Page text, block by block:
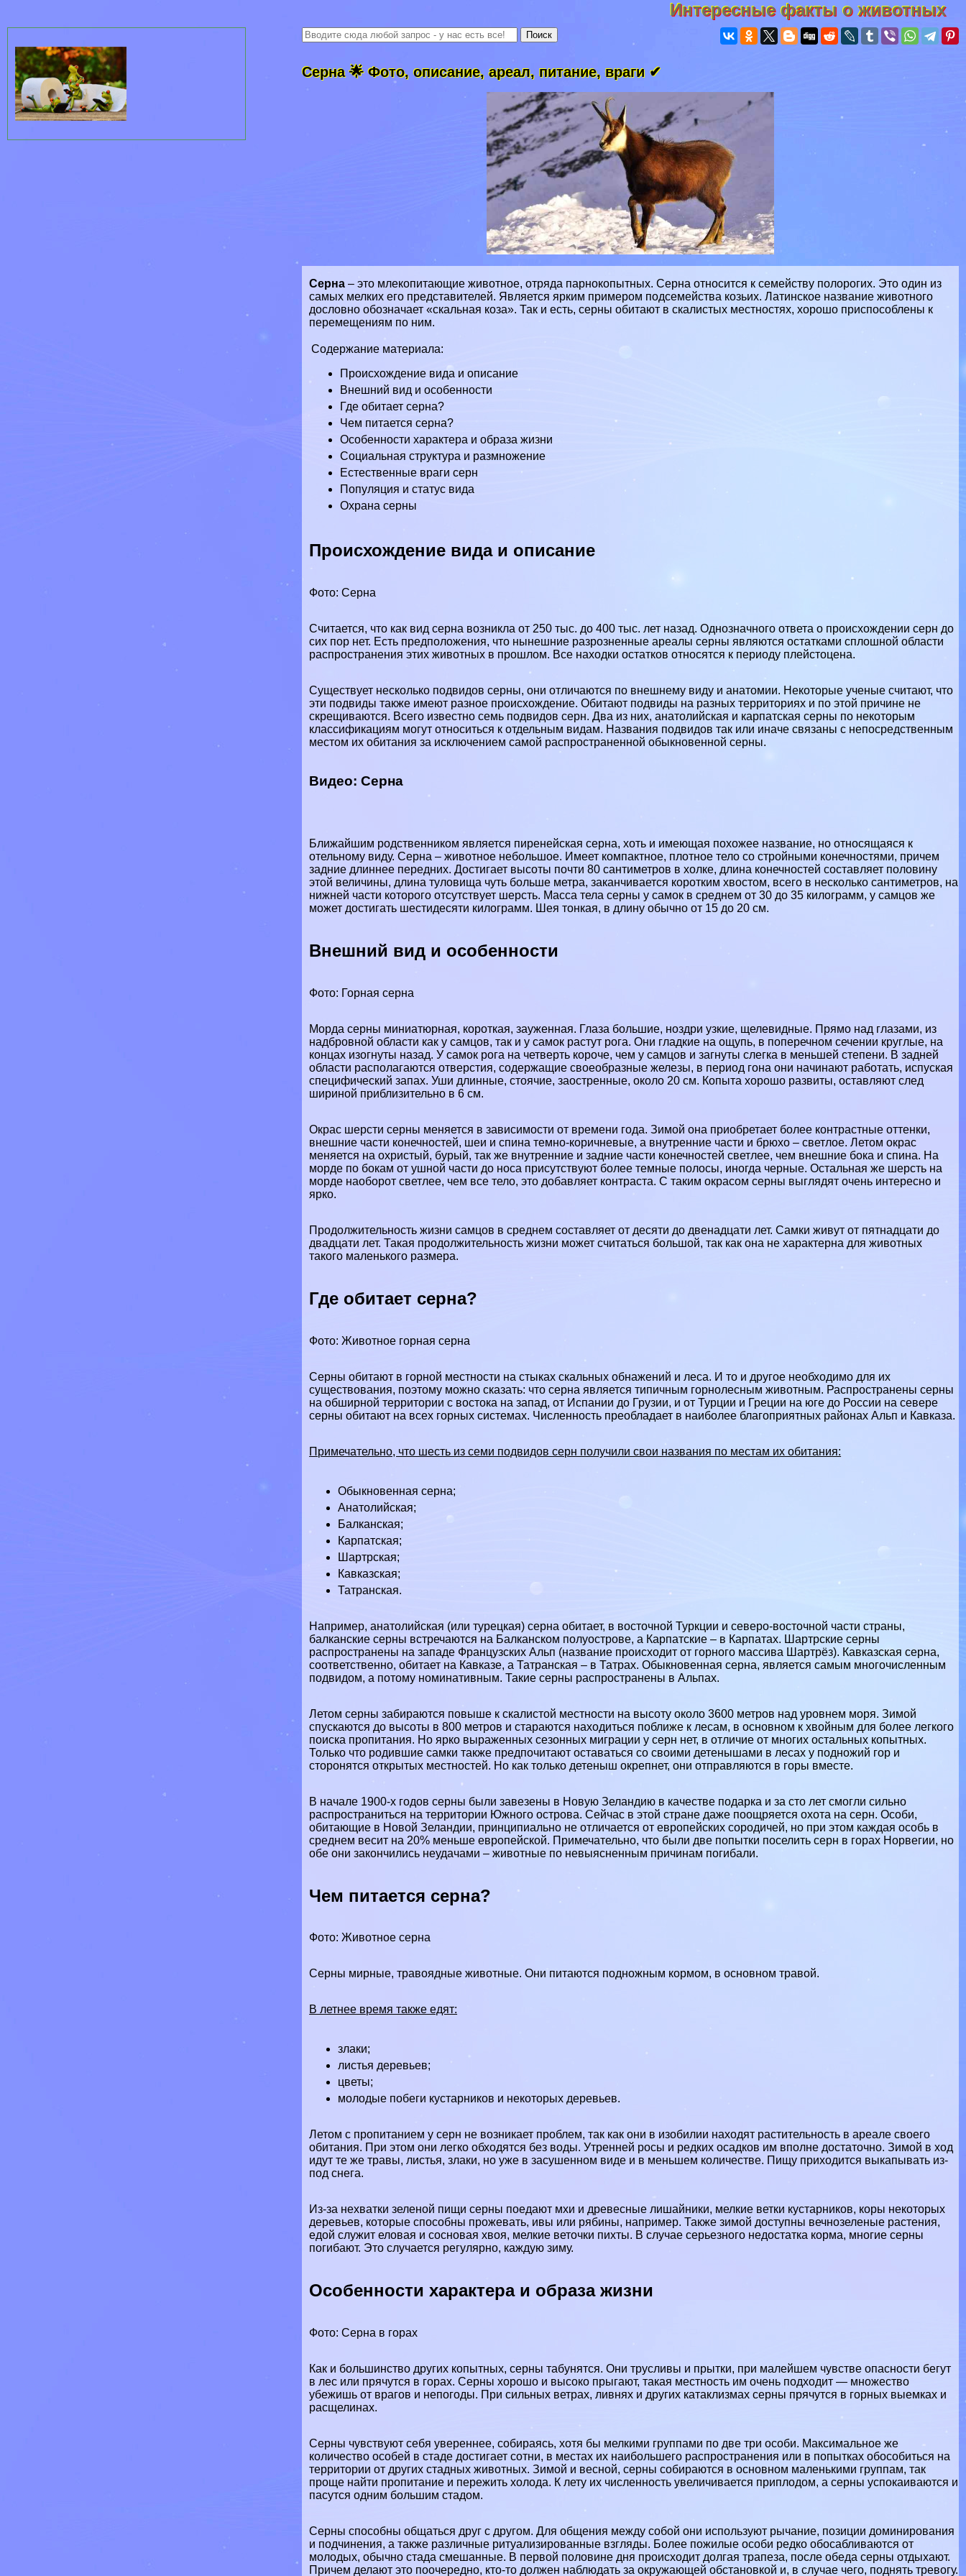
Интересные факты о животных
Серна 🌟 Фото, описание, ареал, питание, враги ✔
Серна – это млекопитающие животное, отряда парнокопытных. Серна относится к семейству полорогих. Это один из
самых мелких его представителей. Является ярким примером подсемейства козьих. Латинское название животного
дословно обозначает «скальная коза». Так и есть, серны обитают в скалистых местностях, хорошо приспособлены к
перемещениям по ним.
Содержание материала:
Происхождение вида и описание
Внешний вид и особенности
Где обитает серна?
Чем питается серна?
Особенности хаpaктера и образа жизни
Социальная структура и размножение
Естественные враги серн
Популяция и статус вида
Охрана серны
Происхождение вида и описание
Фото: Серна
Считается, что как вид серна возникла от 250 тыс. до 400 тыс. лет назад. Однозначного ответа о происхождении серн до
сих пор нет. Есть предположения, что нынешние разрозненные ареалы серны являются остатками сплошной области
распространения этих животных в прошлом. Все находки остатков относятся к периоду плейстоцена.
Существует несколько подвидов серны, они отличаются по внешнему виду и анатомии. Некоторые ученые считают, что
эти подвиды также имеют разное происхождение. Обитают подвиды на разных территориях и по этой причине не
скрещиваются. Всего известно семь подвидов серн. Два из них, анатолийская и карпатская серны по некоторым
классификациям могут относиться к отдельным видам. Названия подвидов так или иначе связаны с непосредственным
местом их обитания за исключением самой распространенной обыкновенной серны.
Видео: Серна
Ближайшим родственником является пиренейская серна, хоть и имеющая похожее название, но относящаяся к
отельному виду. Серна – животное небольшое. Имеет компактное, плотное тело со стройными конечностями, причем
задние длиннее передних. Достигает высоты почти 80 сантиметров в холке, длина конечностей составляет половину
этой величины, длина туловища чуть больше метра, заканчивается коротким хвостом, всего в несколько сантиметров, на
нижней части которого отсутствует шерсть. Масса тела серны у самок в среднем от 30 до 35 килограмм, у самцов же
может достигать шестидесяти килограмм. Шея тонкая, в длину обычно от 15 до 20 см.
Внешний вид и особенности
Фото: Горная серна
Морда серны миниатюрная, короткая, зауженная. Глаза большие, ноздри узкие, щелевидные. Прямо над глазами, из
надбровной области как у самцов, так и у самок растут рога. Они гладкие на ощупь, в поперечном сечении круглые, на
концах изогнуты назад. У самок рога на четверть короче, чем у самцов и загнуты слегка в меньшей степени. В задней
области располагаются отверстия, содержащие своеобразные железы, в период гона они начинают работать, испуская
специфический запах. Уши длинные, стоячие, заостренные, около 20 см. Копыта хорошо развиты, оставляют след
шириной приблизительно в 6 см.
Окрас шерсти серны меняется в зависимости от времени года. Зимой она приобретает более контрастные оттенки,
внешние части конечностей, шеи и спина темно-коричневые, а внутренние части и брюхо – светлое. Летом окрас
меняется на охристый, бурый, так же внутренние и задние части конечностей светлее, чем внешние бока и спина. На
морде по бокам от ушной части до носа присутствуют более темные полосы, иногда черные. Остальная же шерсть на
морде наоборот светлее, чем все тело, это добавляет контраста. С таким окрасом серны выглядят очень интересно и
ярко.
Продолжительность жизни самцов в среднем составляет от десяти до двенадцати лет. Самки живут от пятнадцати до
двадцати лет. Такая продолжительность жизни может считаться большой, так как она не хаpaктерна для животных
такого маленького размера.
Где обитает серна?
Фото: Животное горная серна
Серны обитают в горной местности на стыках скальных обнажений и леса. И то и другое необходимо для их
существования, поэтому можно сказать: что серна является типичным горнолесным животным. Распространены серны
на обширной территории с востока на запад, от Испании до Грузии, и от Турции и Греции на юге до России на севере
серны обитают на всех горных системах. Численность преобладает в наиболее благоприятных районах Альп и Кавказа.
Примечательно, что шесть из семи подвидов серн получили свои названия по местам их обитания:
Обыкновенная серна;
Анатолийская;
Балканская;
Карпатская;
Шартрская;
Кавказская;
Татрaнcкая.
Например, анатолийская (или турецкая) серна обитает, в восточной Туркции и северо-восточной части страны,
балканские серны встречаются на Балканском полуострове, а Карпатские – в Карпатах. Шартрские серны
распространены на западе Французских Альп (название происходит от горного массива Шартрёз). Кавказская серна,
соответственно, обитает на Кавказе, а Татрaнcкая – в Татрах. Обыкновенная серна, является самым многочисленным
подвидом, а потому номинативным. Такие серны распространены в Альпах.
Летом серны забираются повыше к скалистой местности на высоту около 3600 метров над уровнем моря. Зимой
спускаются до высоты в 800 метров и стараются находиться поближе к лесам, в основном к хвойным для более легкого
поиска пропитания. Но ярко выраженных сезонных миграции у серн нет, в отличие от многих остальных копытных.
Только что родившие самки также предпочитают оставаться со своими детенышами в лесах у подножий гор и
сторонятся открытых местностей. Но как только детеныш окрепнет, они отправляются в горы вместе.
В начале 1900-х годов серны были завезены в Новую Зеландию в качестве подарка и за сто лет смогли сильно
распространиться на территории Южного острова. Сейчас в этой стране даже поощряется охота на серн. Особи,
обитающие в Новой Зеландии, принципиально не отличается от европейских сородичей, но при этом каждая особь в
среднем весит на 20% меньше европейской. Примечательно, что были две попытки поселить серн в горах Норвегии, но
обе они закончились неудачами – животные по невыясненным причинам погибали.
Чем питается серна?
Фото: Животное серна
Серны мирные, травоядные животные. Они питаются подножным кормом, в основном травой.
В летнее время также едят:
злаки;
листья деревьев;
цветы;
молодые побеги кустарников и некоторых деревьев.
Летом с пропитанием у серн не возникает проблем, так как они в изобилии находят растительность в ареале своего
обитания. При этом они легко обходятся без воды. Утренней росы и редких осадков им вполне достаточно. Зимой в ход
идут те же травы, листья, злаки, но уже в засушенном виде и в меньшем количестве. Пищу приходится выкапывать из-
под снега.
Из-за нехватки зеленой пищи серны поедают мхи и древесные лишайники, мелкие ветки кустарников, коры некоторых
деревьев, которые способны прожевать, ивы или рябины, например. Также зимой доступны вечнозеленые растения,
едой служит еловая и сосновая хвоя, мелкие веточки пихты. В случае серьезного недостатка корма, многие серны
погибают. Это случается регулярно, каждую зиму.
Особенности хаpaктера и образа жизни
Фото: Серна в горах
Как и большинство других копытных, серны табунятся. Они трусливы и прытки, при малейшем чувстве опасности бегут
в лес или прячутся в горах. Серны хорошо и высоко прыгают, такая местность им очень подходит — множество
убежишь от врагов и непогоды. При сильных ветрах, ливнях и других катаклизмах серны прячутся в горных выемках и
расщелинах.
Серны чувствуют себя увереннее, собираясь, хотя бы мелкими группами по две три особи. Максимальное же
количество особей в стаде достигает сотни, в местах их наибольшего распространения или в попытках обособиться на
территории от других стадных животных. Зимой и весной, серны собираются в основном маленькими группам, так
проще найти пропитание и пережить холода. К лету их численность увеличивается приплодом, а серны успокаиваются и
пасутся одним большим стадом.
Серны способны общаться друг с другом. Для общения между собой они используют рычание, позиции доминирования
и подчинения, а также различные ритуализированные взгляды. Более пожилые особи редко обосабливаются от
молодых, обычно стада смешанные. В первой половине дня происходит долгая трапеза, после обеда серны отдыхают.
Причем делают это поочередно, кто-то должен наблюдать за окружающей обстановкой и, в случае чего, поднять тревогу.